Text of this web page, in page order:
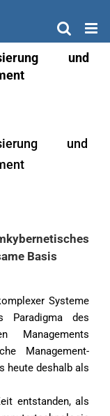
und
und
Basis
Systeme
Paradigma des
Managements
Management-
heute deshalb als
entstanden, als